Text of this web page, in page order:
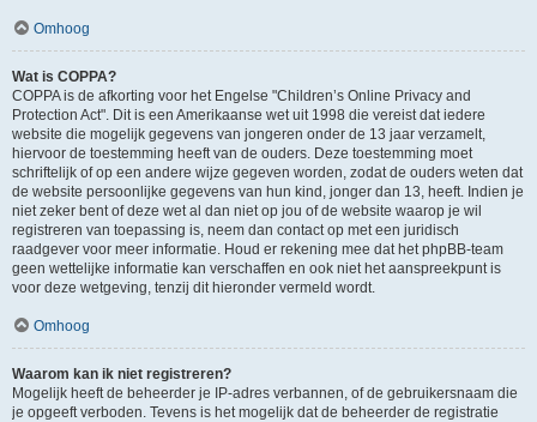
Omhoog
Wat is COPPA?
COPPA is de afkorting voor het Engelse "Children’s Online Privacy and
Protection Act". Dit is een Amerikaanse wet uit 1998 die vereist dat iedere
website die mogelijk gegevens van jongeren onder de 13 jaar verzamelt,
hiervoor de toestemming heeft van de ouders. Deze toestemming moet
schriftelijk of op een andere wijze gegeven worden, zodat de ouders weten dat
de website persoonlijke gegevens van hun kind, jonger dan 13, heeft. Indien je
niet zeker bent of deze wet al dan niet op jou of de website waarop je wil
registreren van toepassing is, neem dan contact op met een juridisch
raadgever voor meer informatie. Houd er rekening mee dat het phpBB-team
geen wettelijke informatie kan verschaffen en ook niet het aanspreekpunt is
voor deze wetgeving, tenzij dit hieronder vermeld wordt.
Omhoog
Waarom kan ik niet registreren?
Mogelijk heeft de beheerder je IP-adres verbannen, of de gebruikersnaam die
je opgeeft verboden. Tevens is het mogelijk dat de beheerder de registratie